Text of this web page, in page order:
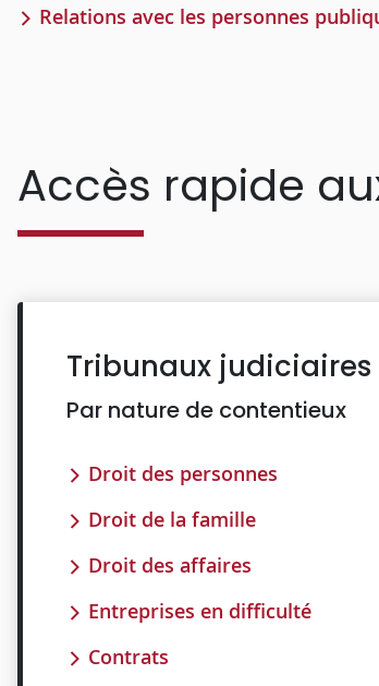
Relations avec les personnes
Accès rapide
Tribunaux judiciaires
Par nature de contentieux
Droit des personnes
Droit de la famille
Droit des affaires
Entreprises en difficulté
Contrats